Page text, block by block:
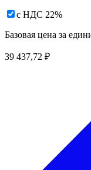
с НДС 22%
Базовая цена за
39 437,72 ₽